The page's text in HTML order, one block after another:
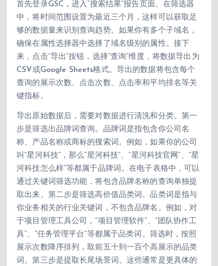
首先登录GSC，进入”搜索结果”报告页面。在筛选器
中，将时间范围设置为最近三个月，这样可以获取足
够的数据量来识别查询趋势。如果你有多个子域名，
确保在属性选择器中选择了域名级别的属性。接下
来，点击”导出”按钮，选择”查询”维度，将数据导出为
CSV或Google Sheets格式。导出的数据将包含每个
查询的展示次数、点击次数、点击率和平均排名等关
键指标。
导出原始数据后，需要对数据进行清洗和分类。第一
步是筛选出品牌词查询。品牌词是指包含你公司名
称、产品名称或商标的搜索词。例如，如果你的公司
叫”星河科技”，那么”星河科技”、”星河科技官网”、”星
河科技怎么样”等都属于品牌词。在电子表格中，可以
通过关键词筛选功能，将包含品牌名称的查询单独提
取出来。第二步是筛选高价值品类词。品类词是指与
你业务相关的行业关键词，不包含品牌名。例如，对
于项目管理工具公司，”项目管理软件”、”团队协作工
具”、”任务管理平台”等都属于品类词。筛选时，按照
展示次数降序排列，取前五十到一百个高展示的品类
词。第三步是提取长尾场景词。这些通常是更具体的